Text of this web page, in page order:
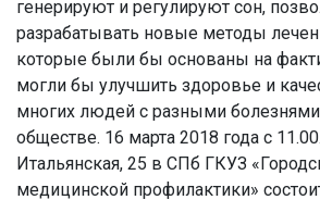
генерируют и регулируют сон,
разрабатывать новые методы
которые были бы основаны на
могли бы улучшить здоровье и
многих людей с разными
обществе. 16 марта 2018 года с
Итальянская, 25 в СПб ГКУЗ
медицинской профилактики»